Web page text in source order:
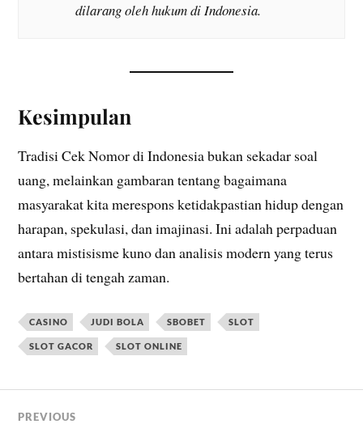
dilarang oleh hukum di Indonesia.
Kesimpulan
Tradisi Cek Nomor di Indonesia bukan sekadar soal
uang, melainkan gambaran tentang bagaimana
masyarakat kita merespons ketidakpastian hidup dengan
harapan, spekulasi, dan imajinasi. Ini adalah perpaduan
antara mistisisme kuno dan analisis modern yang terus
bertahan di tengah zaman.
CASINO JUDI BOLA SBOBET SLOT
SLOT GACOR SLOT ONLINE
PREVIOUS